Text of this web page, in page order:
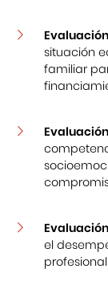
situación
familiar
el